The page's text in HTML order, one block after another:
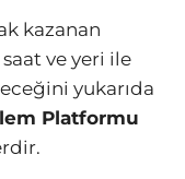
kazanan
ve yeri ile
yukarıda
Platformu